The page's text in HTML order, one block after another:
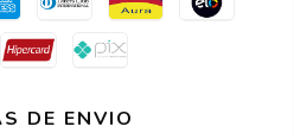
DE ENVIO